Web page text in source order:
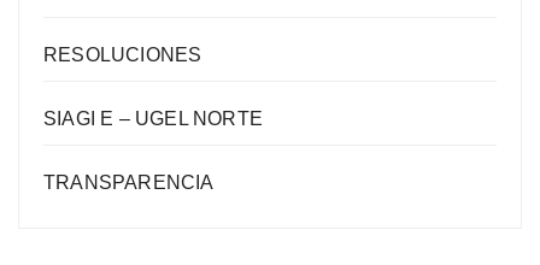
RESOLUCIONES
SIAGI E – UGEL NORTE
TRANSPARENCIA